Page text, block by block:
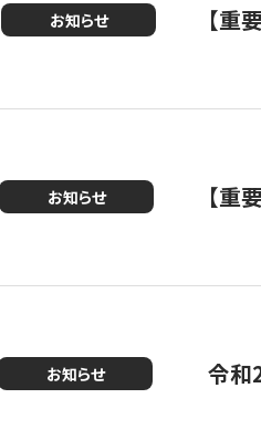
お知らせ 【重
お知らせ 【重
お知らせ 令和